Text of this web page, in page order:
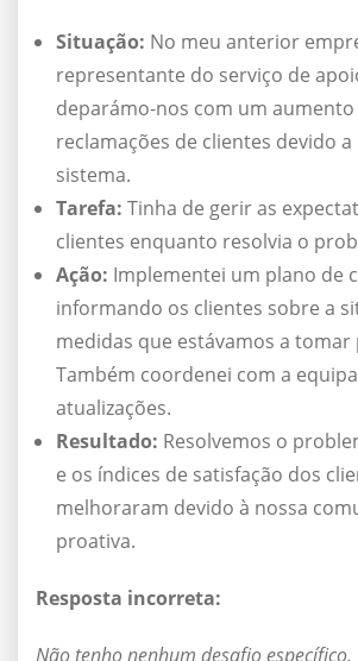
Situação: No meu anterior
representante do serviço de
deparámo-nos com um
reclamações de clientes devido
sistema.
Tarefa: Tinha de gerir as
clientes enquanto resolvia o
Ação: Implementei um plano de
informando os clientes sobre a
medidas que estávamos a tomar
Também coordenei com a equipa
atualizações.
Resultado: Resolvemos o
e os índices de satisfação dos
melhoraram devido à nossa
proativa.
Resposta incorreta:
Não tenho nenhum desafio